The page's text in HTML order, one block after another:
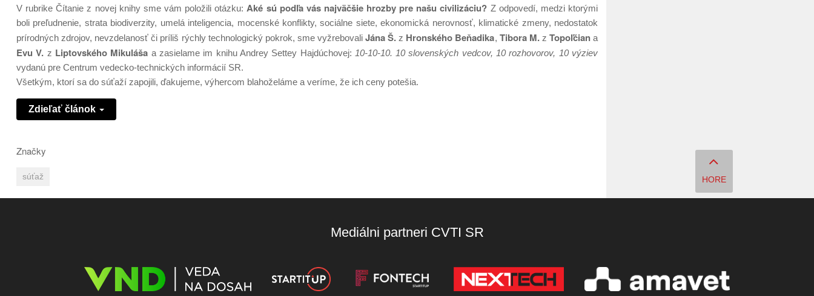
V rubrike Čítanie z novej knihy sme vám položili otázku: Aké sú podľa vás najväčšie hrozby pre našu civilizáciu? Z odpovedí, medzi ktorými
boli preľudnenie, strata biodiverzity, umelá inteligencia, mocenské konflikty, sociálne siete, ekonomická nerovnosť, klimatické zmeny, nedostatok
prírodných zdrojov, nevzdelanosť či príliš rýchly technologický pokrok, sme vyžrebovaliJána Š. z Hronského Beňadika, Tibora M.z Topoľčiana
Evu V. z Liptovského Mikuláša a zasielame im knihu Andrey Settey Hajdúchovej: 10-10-10. 10 slovenských vedcov, 10 rozhovorov, 10 výziev
vydanú pre Centrum vedecko-technických informácií SR.
Všetkým, ktorí sa do súťaží zapojili, ďakujeme, výhercom blahoželáme a veríme, že ich ceny potešia.
Zdieľať článok
Značky
súťaž HORE
Mediálni partneri CVTI SR